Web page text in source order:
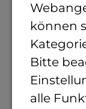
können
Bitte
alle